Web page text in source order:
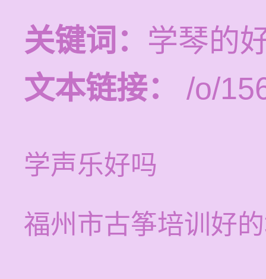
关键词： 学琴的
文本链接：
/o/
学声乐好吗
福州市古筝培训好